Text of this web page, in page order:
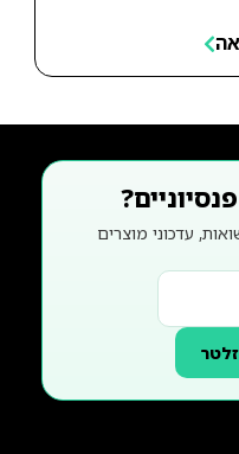
עדכוני מוצרים